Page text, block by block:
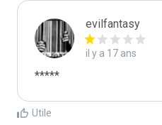
evilfantasy
il y a 17 ans
*****
Utile